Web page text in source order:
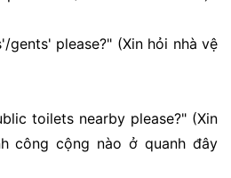
gents' please?" (Xin hỏi nhà vệ
toilets nearby please?" (Xin
công cộng nào ở quanh đây